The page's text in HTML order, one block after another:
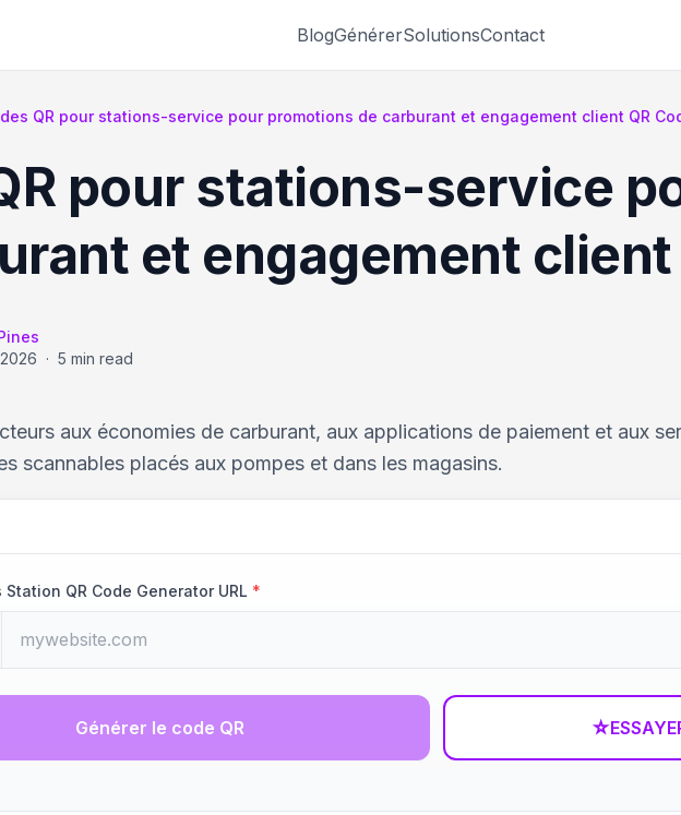
BlogGénérerSolutionsContact
QR pour stations-service pour promotions de carburant et engagement client QR
pour stations-service
et engagement client
· 5 min read
aux économies de carburant, aux applications de paiement et aux
scannables placés aux pompes et dans les magasins.
Station QR Code Generator URL *
Générer le code QR ☆